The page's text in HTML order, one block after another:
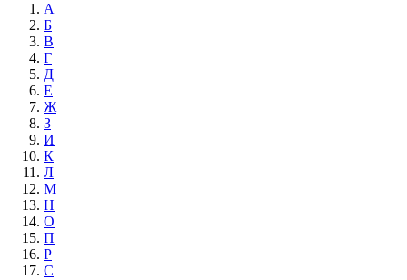
А
Б
В
Г
Д
Е
Ж
З
И
К
Л
М
Н
О
П
Р
С